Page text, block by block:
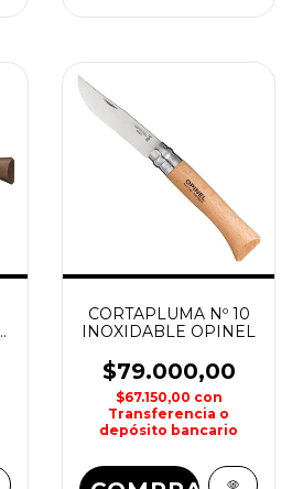
CORTAPLUMA Nº 10
INOXIDABLE OPINEL
$79.000,00
$67.150,00 con
Transferencia o
depósito bancario